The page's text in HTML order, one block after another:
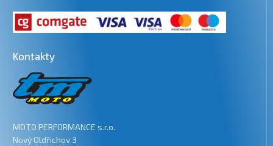
Kontakty
MOTO PERFORMANCE s.r.o.
Nový Oldřichov 3